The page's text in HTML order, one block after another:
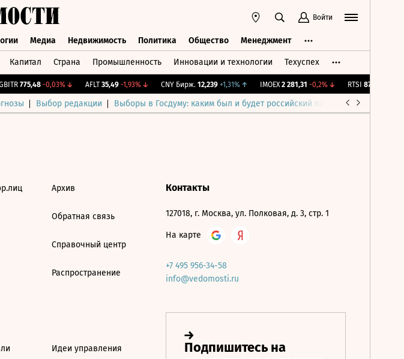
Войти
Медиа Недвижимость Политика Общество Менеджмент
Капитал Страна Промышленность Инновации и технологии Техуспех
775,48 -0,03%↓ AFLT 35,49 -1,93%↓ CNY Бирж. 12,239 +1,31%↑ IMOEX 2 281,31 -0,2%↓ RTSI 874,64
Выбор редакции Выборы в Госдуму: каким был и будет российский парламент
Архив
Обратная связь
Справочный центр
Распространение
Идеи управления
Контакты
127018, г. Москва, ул. Полковая, д. 3, стр. 1
На карте
+7 495 956-34-58
info@vedomosti.ru